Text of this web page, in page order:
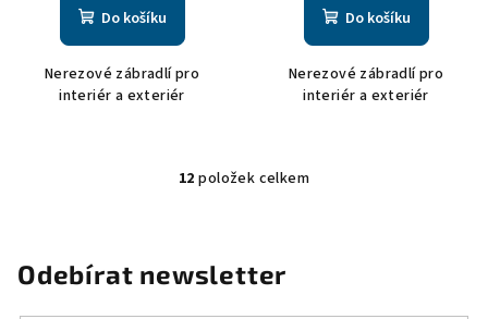
Do košíku
Nerezové zábradlí pro
interiér a exteriér
Do košíku
Nerezové zábradlí pro
interiér a exteriér
O
á
d
12 položek celkem
Odebírat newsletter